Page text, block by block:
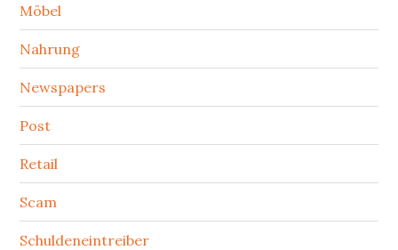
Möbel
Nahrung
Newspapers
Post
Retail
Scam
Schuldeneintreiber